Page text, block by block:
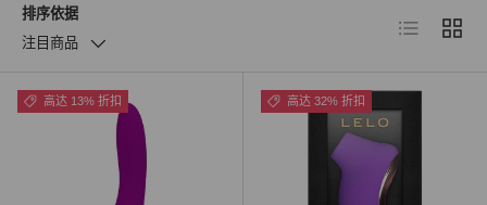
排序依据
注目商品
列表 网格
高达 13% 折扣 高达 32% 折扣